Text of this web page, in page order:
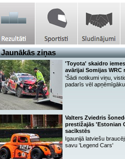
Jaunākās ziņas
'Toyota' skaidro
avārijai Somijas WRC
'Šādi notikumi viņu,
padarīs vēl
Valters Zviedris
prestižajās 'Estonian
sacīkstēs
Igaunijā latviešu
savu 'Legend Cars'